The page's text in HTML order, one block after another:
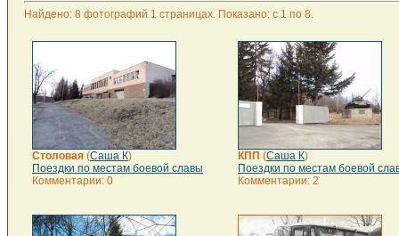
Найдено: 8 фотографий 1 страницах. Показано: с 1 по 8.
Столовая (Саша К)
Поездки по местам боевой славы
Комментарии: 0
КПП (Саша К)
Поездки по местам боевой
Комментарии: 2